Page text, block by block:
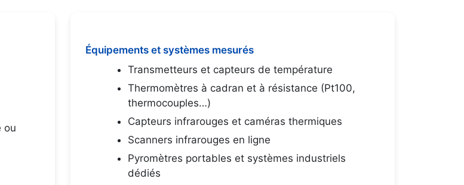
ou
Équipements et systèmes mesurés
Transmetteurs et capteurs de température
Thermomètres à cadran et à résistance (Pt100,
thermocouples…)
Capteurs infrarouges et caméras thermiques
Scanners infrarouges en ligne
Pyromètres portables et systèmes industriels
dédiés